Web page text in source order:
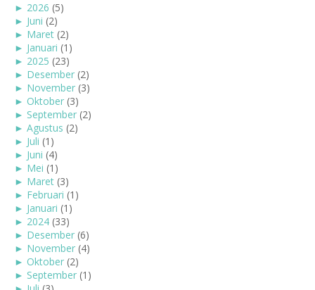
► 2026 (5)
► Juni (2)
► Maret (2)
► Januari (1)
► 2025 (23)
► Desember (2)
► November (3)
► Oktober (3)
► September (2)
► Agustus (2)
► Juli (1)
► Juni (4)
► Mei (1)
► Maret (3)
► Februari (1)
► Januari (1)
► 2024 (33)
► Desember (6)
► November (4)
► Oktober (2)
► September (1)